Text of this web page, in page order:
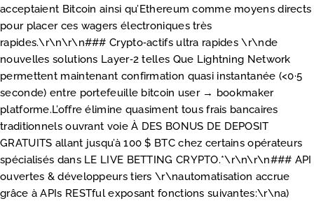
acceptaient Bitcoin ainsi qu’Ethereum comme moyens directs
pour placer ces wagers électroniques très
rapides.\r\n\r\n### Crypto‑actifs ultra rapides \r\nde
nouvelles solutions Layer‑2 telles Que Lightning Network
permettent maintenant confirmation quasi instantanée (<0·5
seconde) entre portefeuille bitcoin user → bookmaker
platforme.L’offre élimine quasiment tous frais bancaires
traditionnels ouvrant voie À DES BONUS DE DEPOSIT
GRATUITS allant jusqu’à 100 $ BTC chez certains opérateurs
spécialisés dans LE LIVE BETTING CRYPTO.*\r\n\r\n### API
ouvertes & développeurs tiers \r\nautomatisation accrue
grâce à APIs RESTful exposant fonctions suivantes:\r\na)